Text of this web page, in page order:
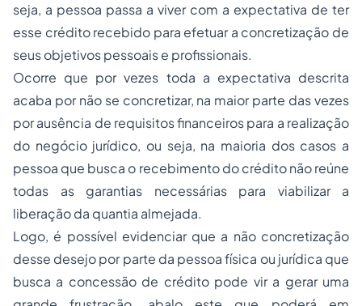
seja, a pessoa passa a viver com a expectativa de ter
esse crédito recebido para efetuar a concretização de
seus objetivos pessoais e profissionais.
Ocorre que por vezes toda a expectativa descrita
acaba por não se concretizar, na maior parte das vezes
por ausência de requisitos financeiros para a realização
do negócio jurídico, ou seja, na maioria dos casos a
pessoa que busca o recebimento do crédito não reúne
todas as garantias necessárias para viabilizar a
liberação da quantia almejada.
Logo, é possível evidenciar que a não concretização
desse desejo por parte da pessoa física ou jurídica que
busca a concessão de crédito pode vir a gerar uma